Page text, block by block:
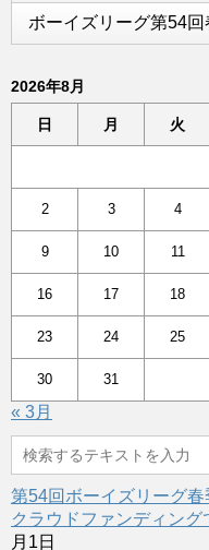
ボーイズリーグ第54
2026年8月
日 月 火
2 3 4
9 10 11
16 17 18
23 24 25
30 31
« 3月
第54回ボーイズリーグ
クラウドファンディング
月1日